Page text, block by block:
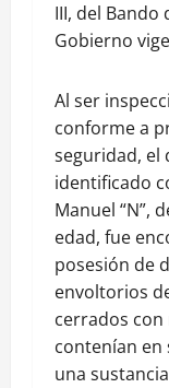
III, del Bando
Gobierno
Al ser
conforme a
seguridad, el
identificado
Manuel “N”,
edad, fue
posesión de
envoltorios
cerrados
contenían
una